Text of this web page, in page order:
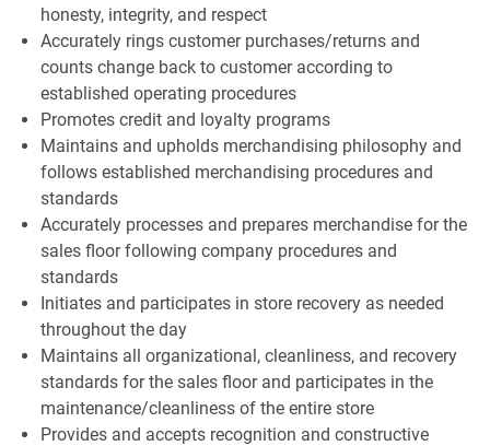
honesty, integrity, and respect
Accurately rings customer purchases/returns and
counts change back to customer according to
established operating procedures
Promotes credit and loyalty programs
Maintains and upholds merchandising philosophy and
follows established merchandising procedures and
standards
Accurately processes and prepares merchandise for the
sales floor following company procedures and
standards
Initiates and participates in store recovery as needed
throughout the day
Maintains all organizational, cleanliness, and recovery
standards for the sales floor and participates in the
maintenance/cleanliness of the entire store
Provides and accepts recognition and constructive